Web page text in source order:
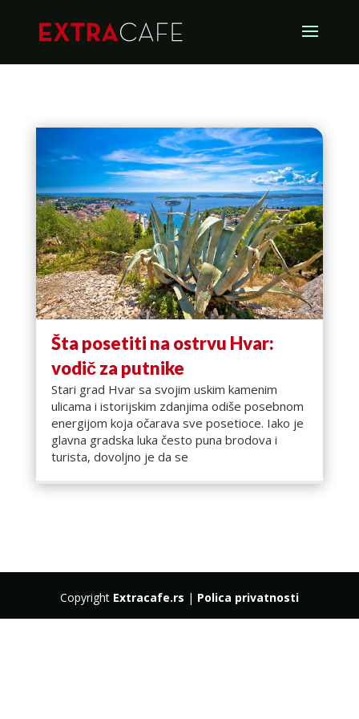
Šta posetiti na ostrvu Hvar:
vodič za putnike
Stari grad Hvar sa svojim uskim kamenim
ulicama i istorijskim zdanjima odiše posebnom
energijom koja očarava sve posetioce. Iako je
glavna gradska luka često puna brodova i
turista, dovoljno je da se
Copyright Extracafe.rs | Polica privatnosti